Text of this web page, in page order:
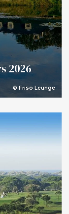
© Friso Leunge
2026